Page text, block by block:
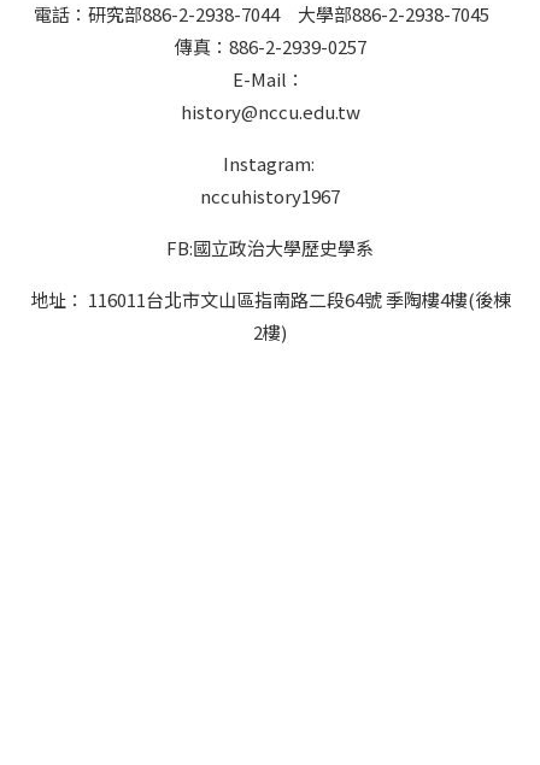
電話：研究部886-2-2938-7044 大學部886-2-2938-7045
傳真：886-2-2939-0257
E-Mail：
history@nccu.edu.tw
Instagram:
nccuhistory1967
FB:國立政治大學歷史學系
地址： 116011台北市文山區指南路二段64號 季陶樓4樓(後棟
2樓)